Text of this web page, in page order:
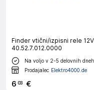
Finder vtični/izpisni rele 12V
40.52.7.012.0000
Na voljo v 2-5 delovnih dneh
Prodajalec Elektro4000.de
6 03 €